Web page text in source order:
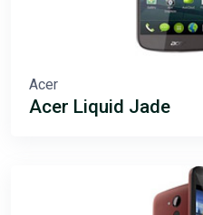
Acer
Acer Liquid Jade